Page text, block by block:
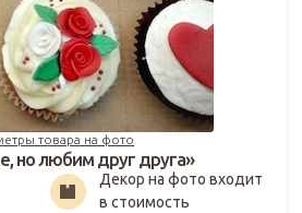
товара на фото
358₽
но любим друг друга»
Декор на фото входит
в стоимость